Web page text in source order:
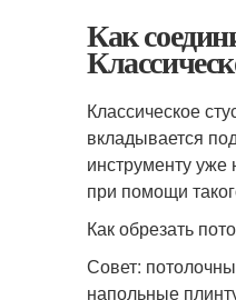
Как
Классическое
вкладывается
инструменту уже
при помощи
Как обрезать
Совет:
напольные